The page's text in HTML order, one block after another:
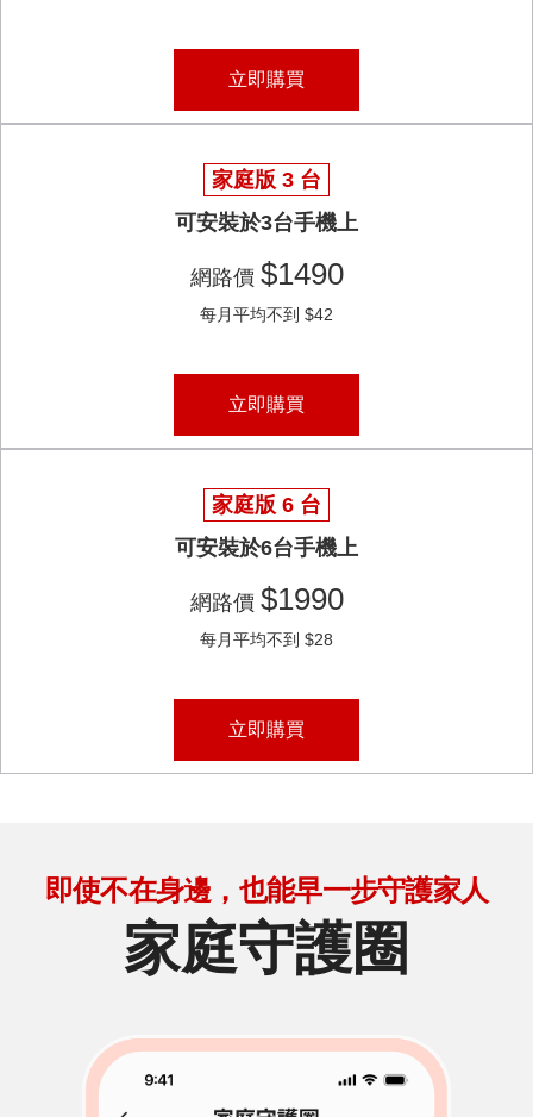
立即購買
家庭版 3 台
可安裝於3台手機上
網路價 $1490
每月平均不到 $42
立即購買
家庭版 6 台
可安裝於6台手機上
網路價 $1990
每月平均不到 $28
立即購買
即使不在身邊，也能早一步守護家人
家庭守護圈